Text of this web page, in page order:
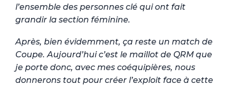
l’ensemble des personnes clé qui ont fait
grandir la section féminine.
Après, bien évidemment, ça reste un match de
Coupe. Aujourd’hui c’est le maillot de QRM que
je porte donc, avec mes coéquipières, nous
donnerons tout pour créer l’exploit face à cette